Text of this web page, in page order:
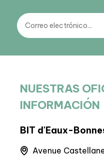
NUESTRAS
INFORMACIÓN
BIT d'Eaux-
Avenue